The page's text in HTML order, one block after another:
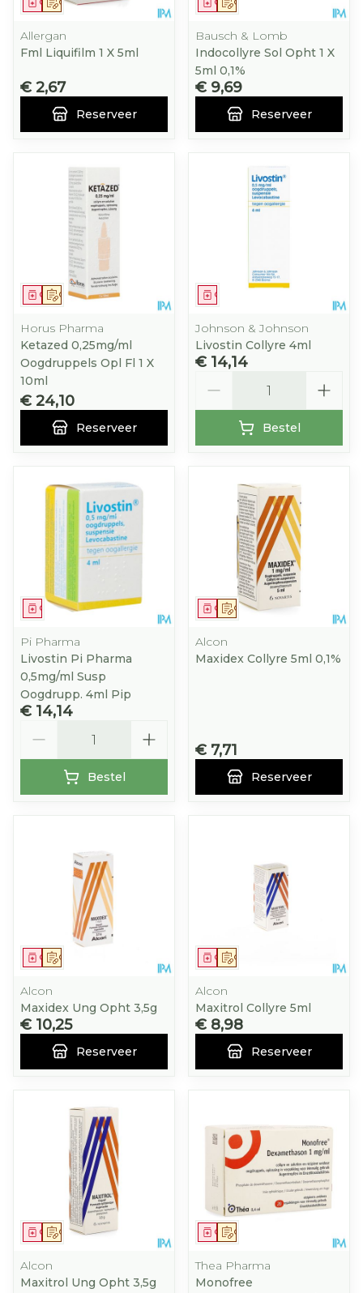
Allergan
Fml Liquifilm 1 X 5ml
€ 2,67
Reserveer
Bausch & Lomb
Indocollyre Sol Opht 1 X
5ml 0,1%
€ 9,69
Reserveer
Op voorschrift
Geneesmiddel
Horus Pharma
Ketazed 0,25mg/ml
Oogdruppels Opl Fl 1 X
10ml
€ 24,10
Reserveer
Geneesmiddel
Johnson & Johnson
Livostin Collyre 4ml
€ 14,14
Bestel
Geneesmiddel
Pi Pharma
Livostin Pi Pharma
0,5mg/ml Susp
Oogdrupp. 4ml Pip
€ 14,14
Bestel
Op voorschrift
Geneesmiddel
Alcon
Maxidex Collyre 5ml 0,1%
€ 7,71
Reserveer
Op voorschrift
Geneesmiddel
Alcon
Maxidex Ung Opht 3,5g
€ 10,25
Reserveer
Op voorschrift
Geneesmiddel
Alcon
Maxitrol Collyre 5ml
€ 8,98
Reserveer
Op voorschrift
Geneesmiddel
Alcon
Maxitrol Ung Opht 3,5g
Op voorschrift
Geneesmiddel
Thea Pharma
Monofree